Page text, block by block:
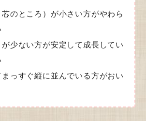
のところ）が小さい方がやわら
少ない方が安定して成長してい
っすぐ縦に並んでいる方がおい